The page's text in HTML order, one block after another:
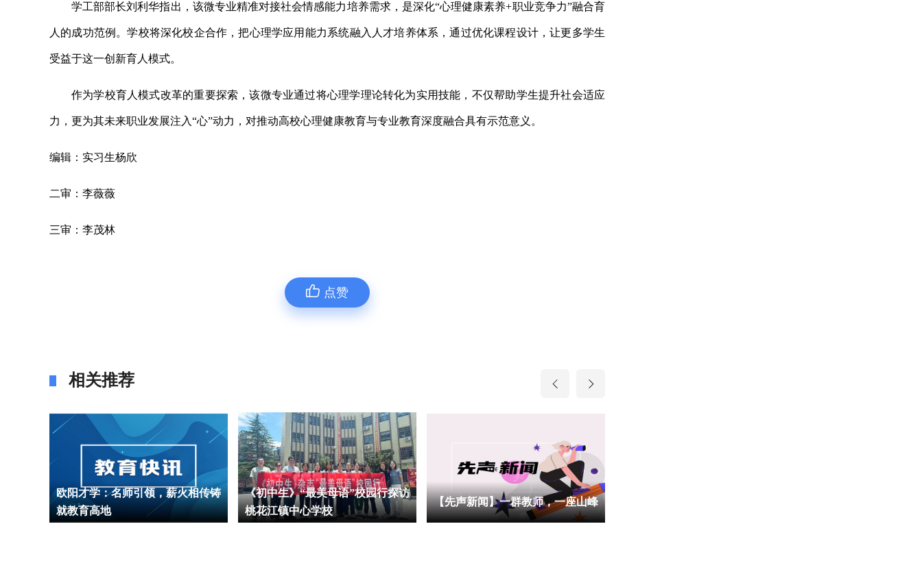
学工部部长刘利华指出，该微专业精准对接社会情感能力培养需求，是深化“心理健康素养+职业竞争力”融合育
人的成功范例。学校将深化校企合作，把心理学应用能力系统融入人才培养体系，通过优化课程设计，让更多学生
受益于这一创新育人模式。
作为学校育人模式改革的重要探索，该微专业通过将心理学理论转化为实用技能，不仅帮助学生提升社会适应
力，更为其未来职业发展注入“心”动力，对推动高校心理健康教育与专业教育深度融合具有示范意义。
编辑：实习生杨欣
二审：李薇薇
三审：李茂林
点赞
相关推荐
欧阳才学：名师引领，薪火相传铸
就教育高地
《初中生》“最美母语”校园行探访
桃花江镇中心学校
【先声新闻】一群教师，一座山峰